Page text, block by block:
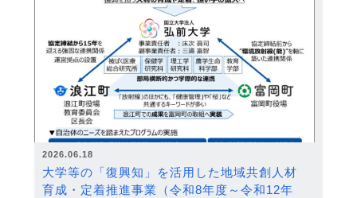
2026.06.18
大学等の「復興知」を活用した地域共創人材
育成・定着推進事業（令和8年度～令和12年